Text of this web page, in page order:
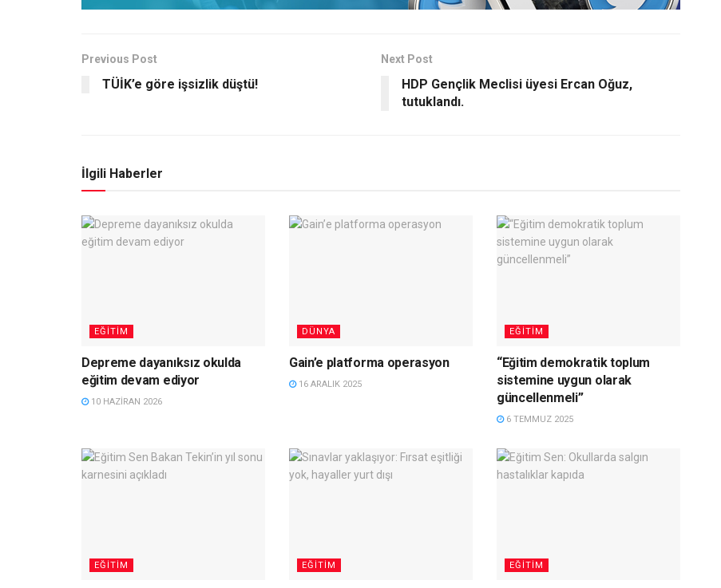
Previous Post
TÜİK’e göre işsizlik düştü!
Next Post
HDP Gençlik Meclisi üyesi Ercan Oğuz,
tutuklandı.
İlgili Haberler
EĞITIM
Depreme dayanıksız okulda
eğitim devam ediyor
10 HAZIRAN 2026
DÜNYA
Gain’e platforma operasyon
16 ARALIK 2025
EĞITIM
“Eğitim demokratik toplum
sistemine uygun olarak
güncellenmeli”
6 TEMMUZ 2025
EĞITIM EĞITIM EĞITIM